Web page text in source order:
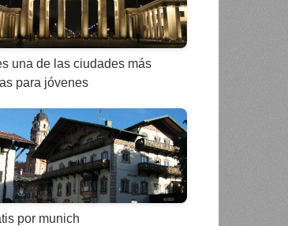
una de las ciudades más
para jóvenes
por munich